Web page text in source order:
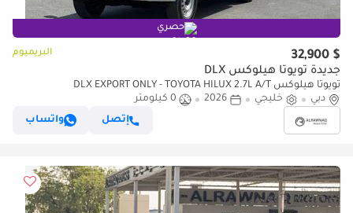
حصري
$ 32,900 البريميوم
جديدة تويوتا هيلوكس DLX
تويوتا هيلوكس DLX EXPORT ONLY - TOYOTA HILUX 2.7L A/T
دبي
خليجي 2026
0 كيلومتر
إتصل
واتساب